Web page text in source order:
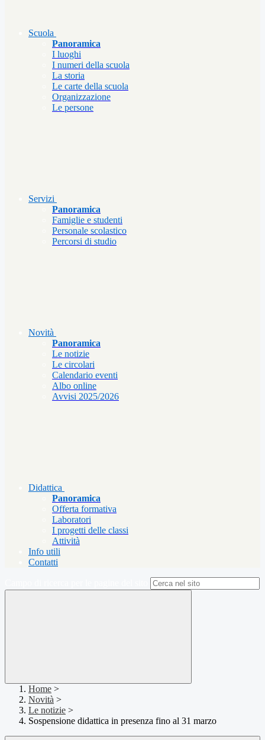
Scuola
Panoramica
I luoghi
I numeri della scuola
La storia
Le carte della scuola
Organizzazione
Le persone
Servizi
Panoramica
Famiglie e studenti
Personale scolastico
Percorsi di studio
Novità
Panoramica
Le notizie
Le circolari
Calendario eventi
Albo online
Avvisi 2025/2026
Didattica
Panoramica
Offerta formativa
Laboratori
I progetti delle classi
Attività
Info utili
Contatti
Home >
Novità >
Le notizie >
Sospensione didattica in presenza fino al 31 marzo